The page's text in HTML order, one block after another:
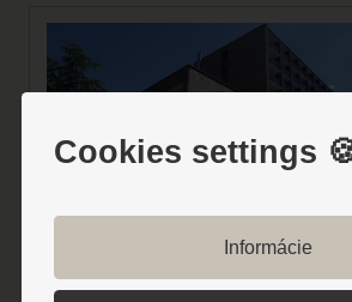
HOTEL
Cookies settings
Informácie